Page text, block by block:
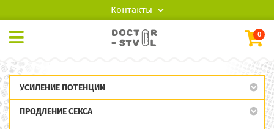
Контакты
0
УСИЛЕНИЕ ПОТЕНЦИИ
ПРОДЛЕНИЕ СЕКСА